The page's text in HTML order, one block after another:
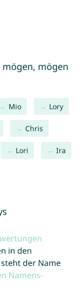
mögen, mögen
Mio Lory
Chris
Lori Ira
in den
der Name
Namens-